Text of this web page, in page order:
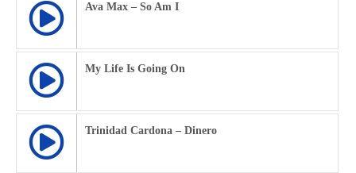
Ava Max – So Am I
My Life Is Going On
Trinidad Cardona – Dinero